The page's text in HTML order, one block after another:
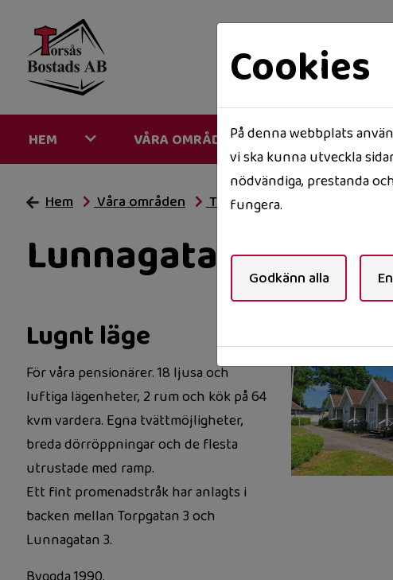
HEM VÅRA OMRÅDEN MINA SIDOR
Hem Våra områden Torsås Lunnagatan 3
Lunnagatan 3
Lugnt läge
För våra pensionärer. 18 ljusa och
luftiga lägenheter, 2 rum och kök på 64
kvm vardera. Egna tvättmöjligheter,
breda dörröppningar och de flesta
utrustade med ramp.
Ett fint promenadstråk har anlagts i
backen mellan Torpgatan 3 och
Lunnagatan 3.
Cookies
På denna webbplats
vi ska kunna utveckla
nödvändiga, prestanda
fungera.
Godkänn alla